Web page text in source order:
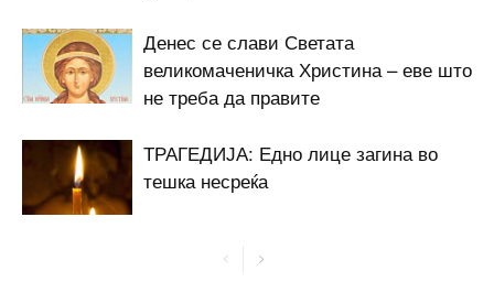
Денес се слави Светата
великомаченичка Христина – еве што
не треба да правите
ТРАГЕДИЈА: Едно лице загина во
тешка несреќа